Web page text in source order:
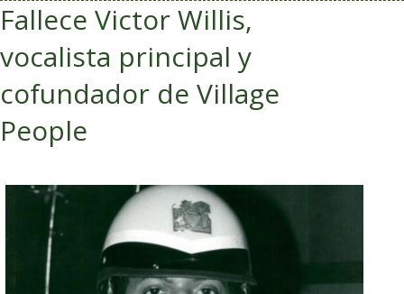
Fallece Victor Willis,
vocalista principal y
cofundador de Village
People